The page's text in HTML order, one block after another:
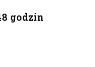
godzin